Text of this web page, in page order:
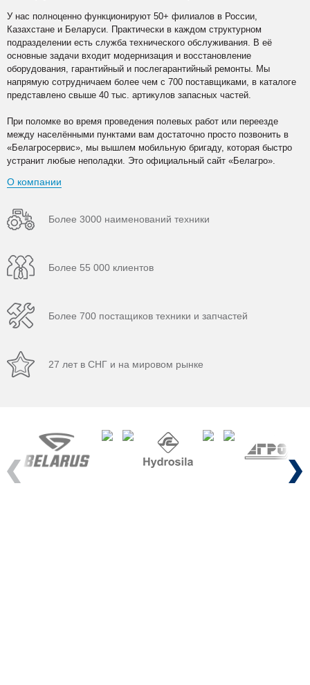
У нас полноценно функционируют 50+ филиалов в России,
Казахстане и Беларуси. Практически в каждом структурном
подразделении есть служба технического обслуживания. В её
основные задачи входит модернизация и восстановление
оборудования, гарантийный и послегарантийный ремонты. Мы
напрямую сотрудничаем более чем с 700 поставщиками, в каталоге
представлено свыше 40 тыс. артикулов запасных частей.
При поломке во время проведения полевых работ или переезде
между населёнными пунктами вам достаточно просто позвонить в
«Белагросервис», мы вышлем мобильную бригаду, которая быстро
устранит любые неполадки. Это официальный сайт «Белагро».
О компании
Более 3000 наименований техники
Более 55 000 клиентов
Более 700 постащиков техники и запчастей
27 лет в СНГ и на мировом рынке
Previous Next